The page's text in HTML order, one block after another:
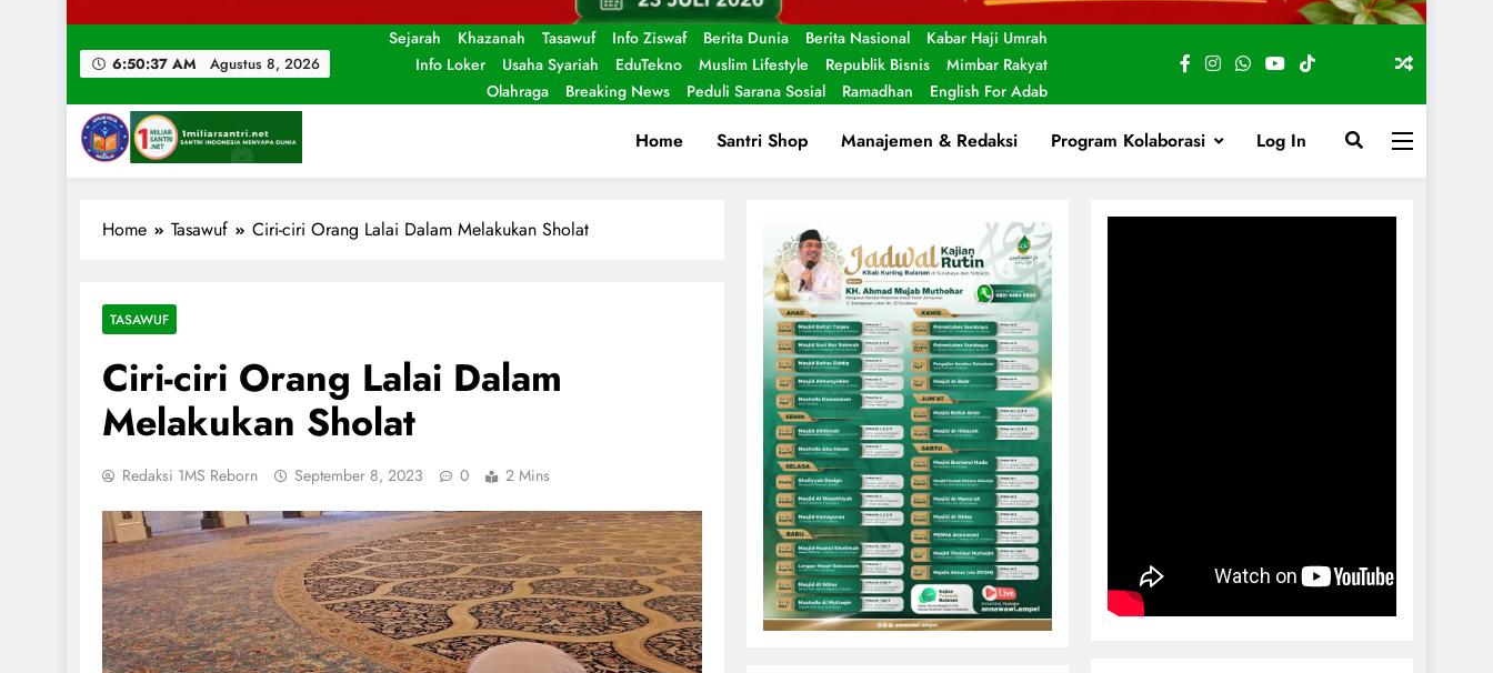
6:50:38 AM Agustus 8, 2026
Sejarah Khazanah Tasawuf Info Ziswaf Berita Dunia Berita Nasional
Kabar Haji Umrah
Info Loker
Usaha Syariah EduTekno Muslim Lifestyle Republik Bisnis
Mimbar Rakyat
Olahraga
Breaking News Peduli Sarana Sosial Ramadhan English For Adab
1miliarsantri.net
Home Santri Shop Manajemen & Redaksi Program Kolaborasi Log In
Home Tasawuf Ciri-ciri Orang Lalai Dalam Melakukan Sholat
TASAWUF
Ciri-ciri Orang Lalai Dalam
Melakukan Sholat
Redaksi 1MS Reborn September 8, 2023 0 2 Mins